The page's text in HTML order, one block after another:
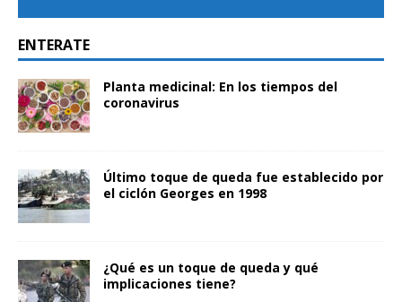
ENTERATE
Planta medicinal: En los tiempos del
coronavirus
Último toque de queda fue establecido por
el ciclón Georges en 1998
¿Qué es un toque de queda y qué
implicaciones tiene?